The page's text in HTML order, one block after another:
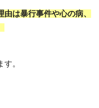
は暴行事件や心の病、
。